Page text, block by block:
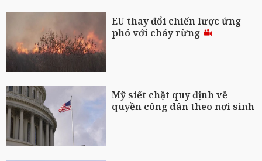
EU thay đổi chiến lược ứng
phó với cháy rừng
Mỹ siết chặt quy định về
quyền công dân theo nơi sinh